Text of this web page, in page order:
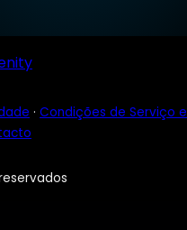
· Condições de Serviço e